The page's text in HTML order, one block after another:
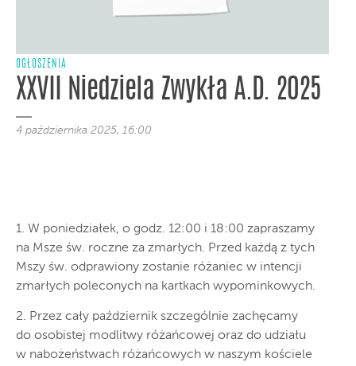
OGŁOSZENIA
XXVII Niedziela Zwykła A.D. 2025
4 października 2025, 16:00
1. W poniedziałek, o godz. 12:00 i 18:00 zapraszamy
na Msze św. roczne za zmarłych. Przed każdą z tych
Mszy św. odprawiony zostanie różaniec w intencji
zmarłych poleconych na kartkach wypominkowych.
2. Przez cały październik szczególnie zachęcamy
do osobistej modlitwy różańcowej oraz do udziału
w nabożeństwach różańcowych w naszym kościele